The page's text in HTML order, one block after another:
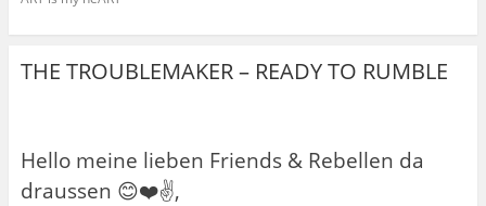
THE TROUBLEMAKER – READY TO RUMBLE
Hello meine lieben Friends & Rebellen da
draussen 😊❤️✌️,